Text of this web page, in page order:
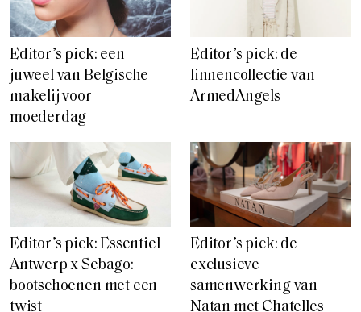
Editor’s pick: een
juweel van Belgische
makelij voor
moederdag
Editor’s pick: de
linnencollectie van
ArmedAngels
Editor’s pick: Essentiel
Antwerp x Sebago:
bootschoenen met een
twist
Editor’s pick: de
exclusieve
samenwerking van
Natan met Chatelles